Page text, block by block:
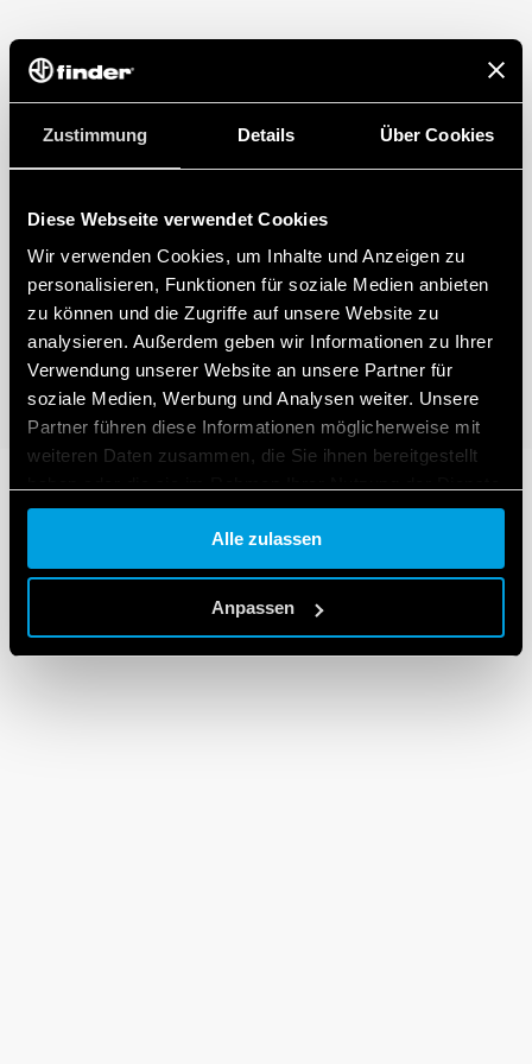
Zustimmung Details Über Cookies
Diese Webseite verwendet Cookies
Wir verwenden Cookies, um Inhalte und Anzeigen zu
personalisieren, Funktionen für soziale Medien anbieten
zu können und die Zugriffe auf unsere Website zu
analysieren. Außerdem geben wir Informationen zu Ihrer
Verwendung unserer Website an unsere Partner für
soziale Medien, Werbung und Analysen weiter. Unsere
Partner führen diese Informationen möglicherweise mit
weiteren Daten zusammen, die Sie ihnen bereitgestellt
gesammelt haben.
Cookie policy.
Alle zulassen
Anpassen